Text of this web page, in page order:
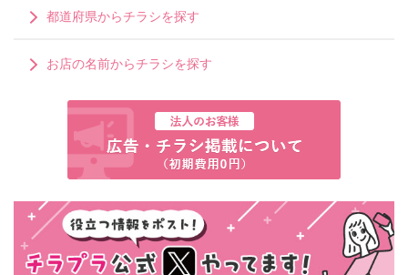
都道府県からチラシを探す
お店の名前からチラシを探す